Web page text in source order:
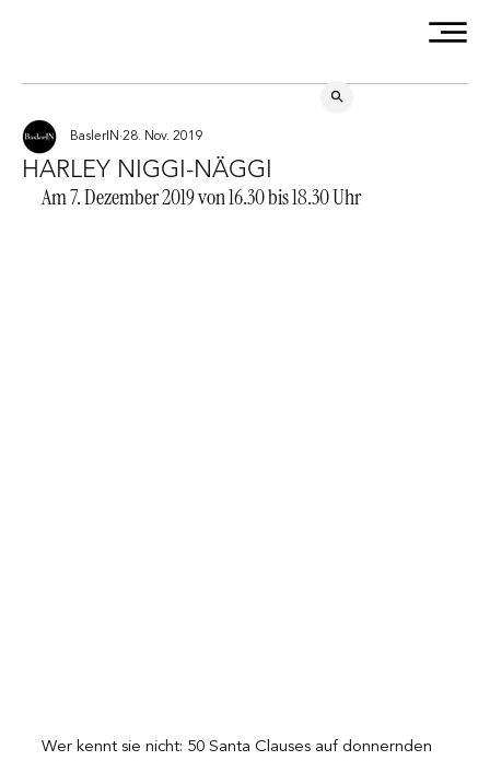
HARLEY NIGGI-NÄGGI
BaslerIN 28. Nov. 2019
Am 7. Dezember 2019 von 16.30 bis 18.30 Uhr
Wer kennt sie nicht: 50 Santa Clauses auf donnernden